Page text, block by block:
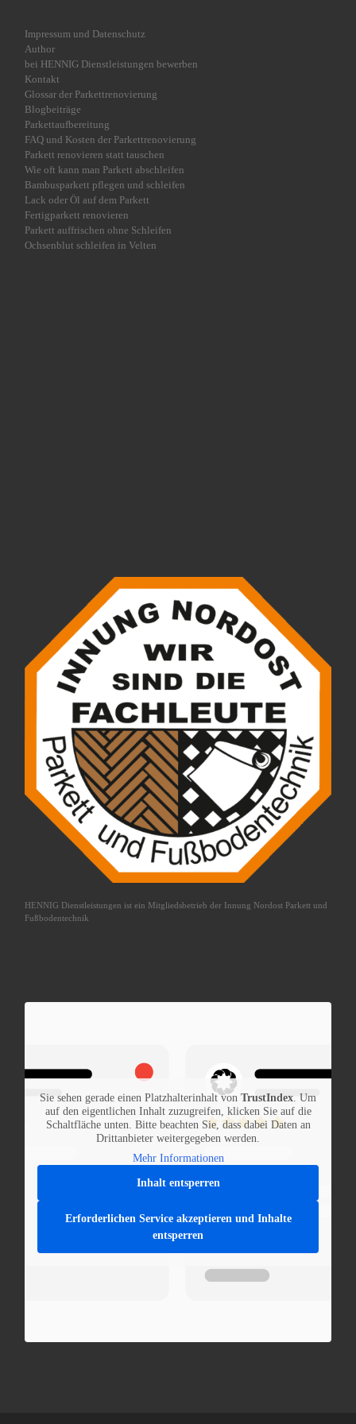
Impressum und Datenschutz
Author
bei HENNIG Dienstleistungen bewerben
Kontakt
Glossar der Parkettrenovierung
Blogbeiträge
Parkettaufbereitung
FAQ und Kosten der Parkettrenovierung
Parkett renovieren statt tauschen
Wie oft kann man Parkett abschleifen
Bambusparkett pflegen und schleifen
Lack oder Öl auf dem Parkett
Fertigparkett renovieren
Parkett auffrischen ohne Schleifen
Ochsenblut schleifen in Velten
HENNIG Dienstleistungen ist ein Mitgliedsbetrieb der Innung Nordost Parkett und
Fußbodentechnik
Sie sehen gerade einen Platzhalterinhalt von TrustIndex . Um
auf den eigentlichen Inhalt zuzugreifen, klicken Sie auf die
Schaltfläche unten. Bitte beachten Sie, dass dabei Daten an
Drittanbieter weitergegeben werden.
Mehr Informationen
Inhalt entsperren
Erforderlichen Service akzeptieren und Inhalte
entsperren